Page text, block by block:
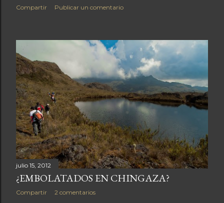
Compartir Publicar un comentario
julio 15, 2012
¿EMBOLATADOS EN CHINGAZA?
Compartir 2 comentarios